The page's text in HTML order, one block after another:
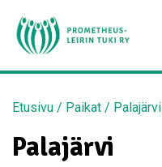
Etusivu / Paikat / Palajärvi
Palajärvi